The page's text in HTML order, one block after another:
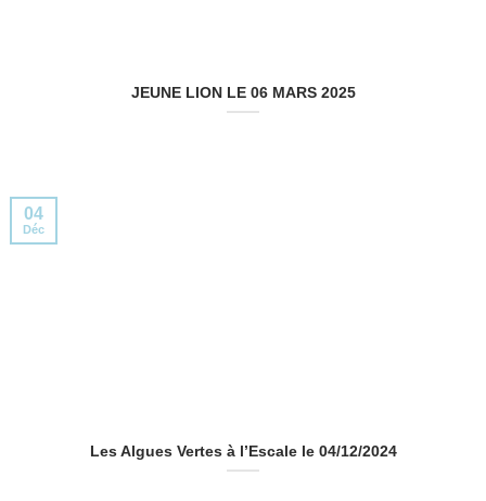
JEUNE LION LE 06 MARS 2025
Les Algues Vertes à l’Escale le 04/12/2024
04
Déc